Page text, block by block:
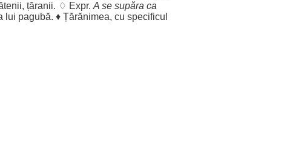
, țăranii. ♢ Expr. A se supăra ca
lui pagubă. ♦ Țărănimea, cu specificul